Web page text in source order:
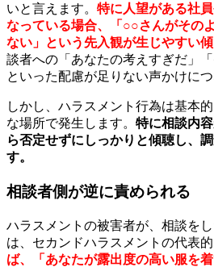
いと言えます。 特に人望がある社
なっている場合、「○○さんがその
ない」という先入観が生じやすい傾
談者への「あなたの考えすぎだ」
といった配慮が足りない声かけにつ
しかし、ハラスメント行為は基本
な場所で発生します。 特に相談内
ら否定せずにしっかりと傾聴し、
す。
相談者側が逆に責められる
ハラスメントの被害者が、相談を
は、セカンドハラスメントの代表的
ば、「あなたが露出度の高い服を